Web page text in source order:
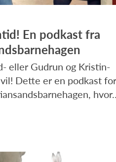
En podkast fra
eller Gudrun og Kristin-
Dette er en podkast for